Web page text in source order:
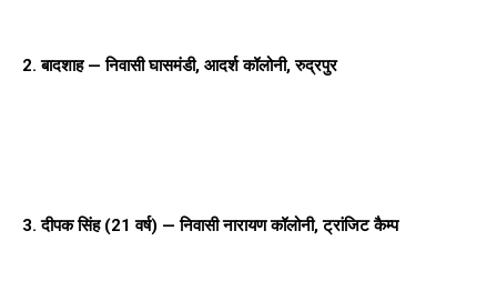
2. बादशाह — निवासी घासमंडी, आदर्श कॉलोनी, रुद्रपुर
3. दीपक सिंह (21 वर्ष) — निवासी नारायण कॉलोनी, ट्रांजिट कैम्प